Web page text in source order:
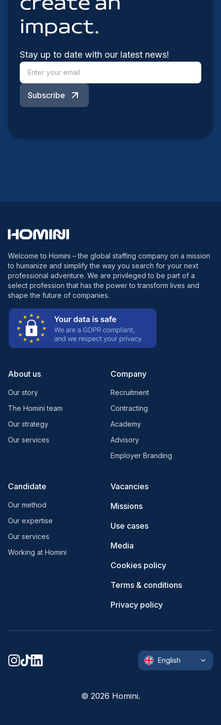
create an
impact.
Stay up to date with our latest news!
Subscribe
Welcome to Homini – the global staffing company on a mission
to humanize and simplify the way you search for your next
professional adventure. We are privileged to be part of a
select profession that has the power to transform lives and
shape the future of companies.
About us
Our story
The Homini team
Our strategy
Our services
Company
Recruitment
Contracting
Academy
Advisory
Employer Branding
Candidate
Our method
Our expertise
Our services
Working at Homini
Vacancies
Missions
Use cases
Media
Cookies policy
Terms & conditions
Privacy policy
© 2026 Homini.
English